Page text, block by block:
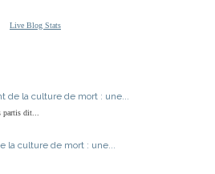
Live Blog Stats
de la culture de mort : une...
partis dit...
la culture de mort : une...